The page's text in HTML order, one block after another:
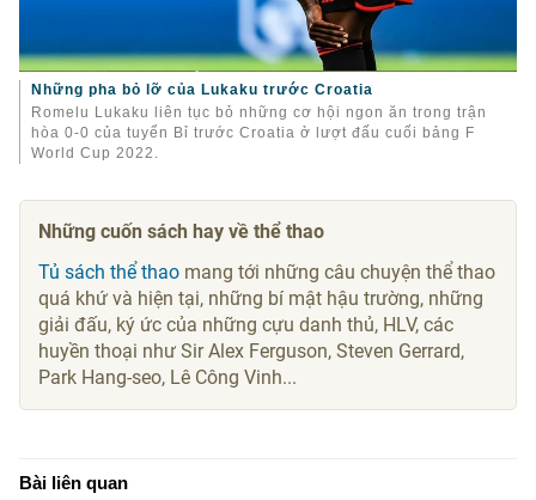
Những pha bỏ lỡ của Lukaku trước Croatia
Romelu Lukaku liên tục bỏ những cơ hội ngon ăn trong trận
hòa 0-0 của tuyển Bỉ trước Croatia ở lượt đấu cuối bảng F
World Cup 2022.
Những cuốn sách hay về thể thao
Tủ sách thể thao mang tới những câu chuyện thể thao
quá khứ và hiện tại, những bí mật hậu trường, những
giải đấu, ký ức của những cựu danh thủ, HLV, các
huyền thoại như Sir Alex Ferguson, Steven Gerrard,
Park Hang-seo, Lê Công Vinh...
Bài liên quan